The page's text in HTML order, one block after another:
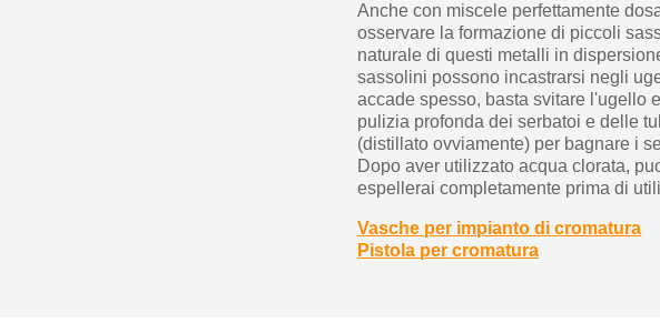
Anche con miscele perfettamente
osservare la formazione di piccoli
naturale di questi metalli in
sassolini possono incastrarsi negli
accade spesso, basta svitare l'ugello
pulizia profonda dei serbatoi e delle
(distillato ovviamente) per bagnare i
Dopo aver utilizzato acqua clorata,
espellerai completamente prima di
Vasche per impianto di cromatura
Pistola per cromatura